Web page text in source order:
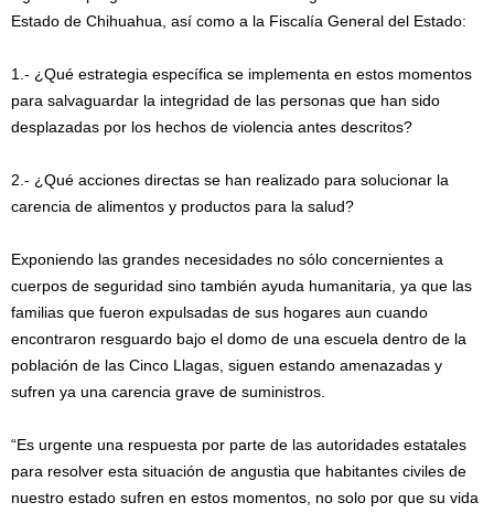
Estado de Chihuahua, así como a la Fiscalía General del Estado:
1.- ¿Qué estrategia específica se implementa en estos momentos
para salvaguardar la integridad de las personas que han sido
desplazadas por los hechos de violencia antes descritos?
2.- ¿Qué acciones directas se han realizado para solucionar la
carencia de alimentos y productos para la salud?
Exponiendo las grandes necesidades no sólo concernientes a
cuerpos de seguridad sino también ayuda humanitaria, ya que las
familias que fueron expulsadas de sus hogares aun cuando
encontraron resguardo bajo el domo de una escuela dentro de la
población de las Cinco Llagas, siguen estando amenazadas y
sufren ya una carencia grave de suministros.
“Es urgente una respuesta por parte de las autoridades estatales
para resolver esta situación de angustia que habitantes civiles de
nuestro estado sufren en estos momentos, no solo por que su vida